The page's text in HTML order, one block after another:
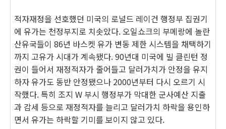
적자재정을 선호했던 미국의 로널드 레이건 행정부 집권기
에 유가는 천정부지로 치솟았다. 오일쇼크의 부메랑에 놀란
산유국들이 86년 바스켓 유가 변동 제한 시스템을 채택하기
까지 고유가 시대가 계속됐다. 90년대 미국에 빌 클린턴 정
권이 들어서 재정적자가 줄어들고 달러가치가 안정을 유지
하자 유가도 동반 안정됐으나 2000년부터 다시 오르기 시
작했다. 특히 조지 W 부시 행정부가 막대한 군사예산 지출
과 감세 등으로 재정적자를 늘리고 달러가치 하락을 용인하
면서 유가는 하락할 기미를 보이지 않고 있다.